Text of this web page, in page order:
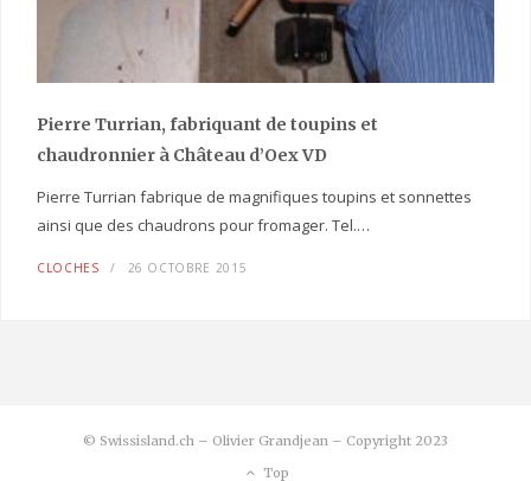
Pierre Turrian, fabriquant de toupins et
chaudronnier à Château d’Oex VD
Pierre Turrian fabrique de magnifiques toupins et sonnettes
ainsi que des chaudrons pour fromager. Tel.…
CLOCHES 26 OCTOBRE 2015
© Swissisland.ch – Olivier Grandjean – Copyright 2023
Top